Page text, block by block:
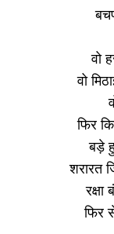
वो
वो
फिर
बड़े
शरारत
रक्षा
फिर